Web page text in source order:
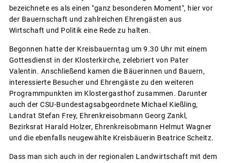
bezeichnete es als einen "ganz besonderen Moment", hier vor
der Bauernschaft und zahlreichen Ehrengästen aus
Wirtschaft und Politik eine Rede zu halten.
Begonnen hatte der Kreisbauerntag um 9.30 Uhr mit einem
Gottesdienst in der Klosterkirche, zelebriert von Pater
Valentin. Anschließend kamen die Bäuerinnen und Bauern,
interessierte Besucher und Ehrengäste zu den weiteren
Programmpunkten im Klostergasthof zusammen. Darunter
auch der CSU-Bundestagsabgeordnete Michael Kießling,
Landrat Stefan Frey, Ehrenkreisobmann Georg Zankl,
Bezirksrat Harald Holzer, Ehrenkreisobmann Helmut Wagner
und die ebenfalls neugewählte Kreisbäuerin Beatrice Scheitz.
Dass man sich auch in der regionalen Landwirtschaft mit dem